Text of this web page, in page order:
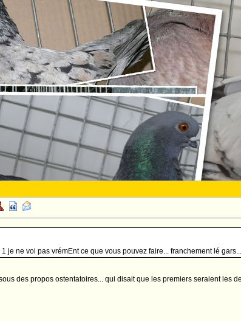
je ne voi pas vrémEnt ce que vous pouvez faire... franchement lé
des propos ostentatoires... qui disait que les premiers seraient les